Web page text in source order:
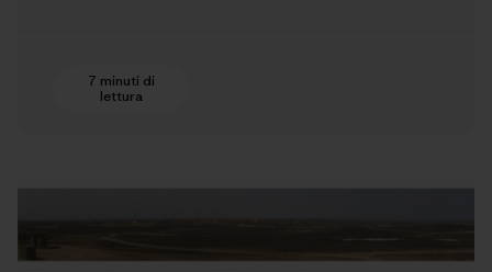
7 minuti di
lettura